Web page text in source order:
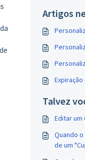
Artigos
Talvez
Editar um
Quando
de um